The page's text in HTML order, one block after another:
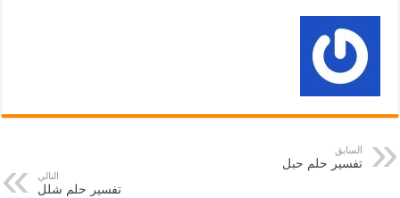
السابق
تفسير حلم حبل
التالي
تفسير حلم شلل